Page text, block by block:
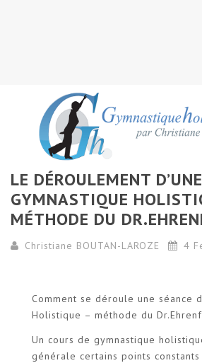
LE DÉROULEMENT
GYMNASTIQUE
MÉTHODE DU
Christiane BOUTAN-LAROZE 4
Comment se déroule une séance
Holistique – méthode du
Un cours de gymnastique
générale certains points constants